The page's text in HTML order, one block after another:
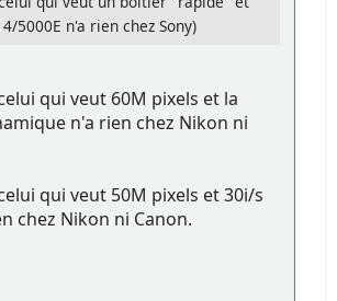
5000E n'a rien chez Sony)
qui veut 60M pixels et la
n'a rien chez Nikon ni
qui veut 50M pixels et 30i/s
chez Nikon ni Canon.